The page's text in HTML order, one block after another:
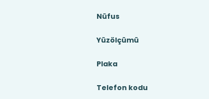
Nüfus
Yüzölçümü
Plaka
Telefon kodu